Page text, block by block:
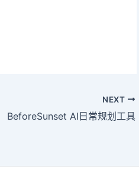
NEXT
BeforeSunset AI日常规划工具